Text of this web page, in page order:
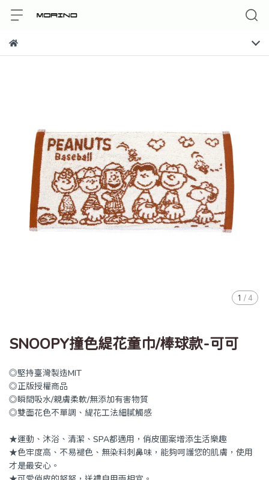
1 /4
SNOOPY撞色緹花童巾/棒球款-可可
◎堅持臺灣製造MIT
◎正版授權商品
◎瞬間吸水/親膚柔軟/無添加有害物質
◎雙面花色不單調、緹花工法細膩觸感
★運動、沐浴、清潔、SPA都適用，俏皮圖案增添生活樂趣
★色牢度高、不易褪色、無染料刺鼻味，能夠呵護您的肌膚，使用
才是最安心。